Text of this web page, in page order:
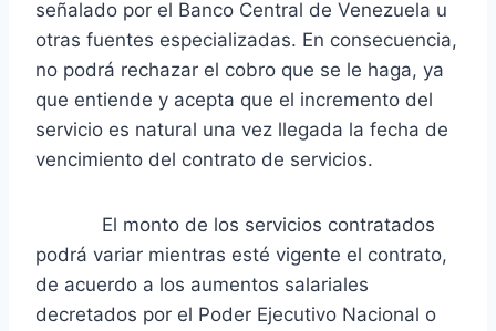
señalado por el Banco Central de Venezuela u
otras fuentes especializadas. En consecuencia,
no podrá rechazar el cobro que se le haga, ya
que entiende y acepta que el incremento del
servicio es natural una vez llegada la fecha de
vencimiento del contrato de servicios.
El monto de los servicios contratados
podrá variar mientras esté vigente el contrato,
de acuerdo a los aumentos salariales
decretados por el Poder Ejecutivo Nacional o